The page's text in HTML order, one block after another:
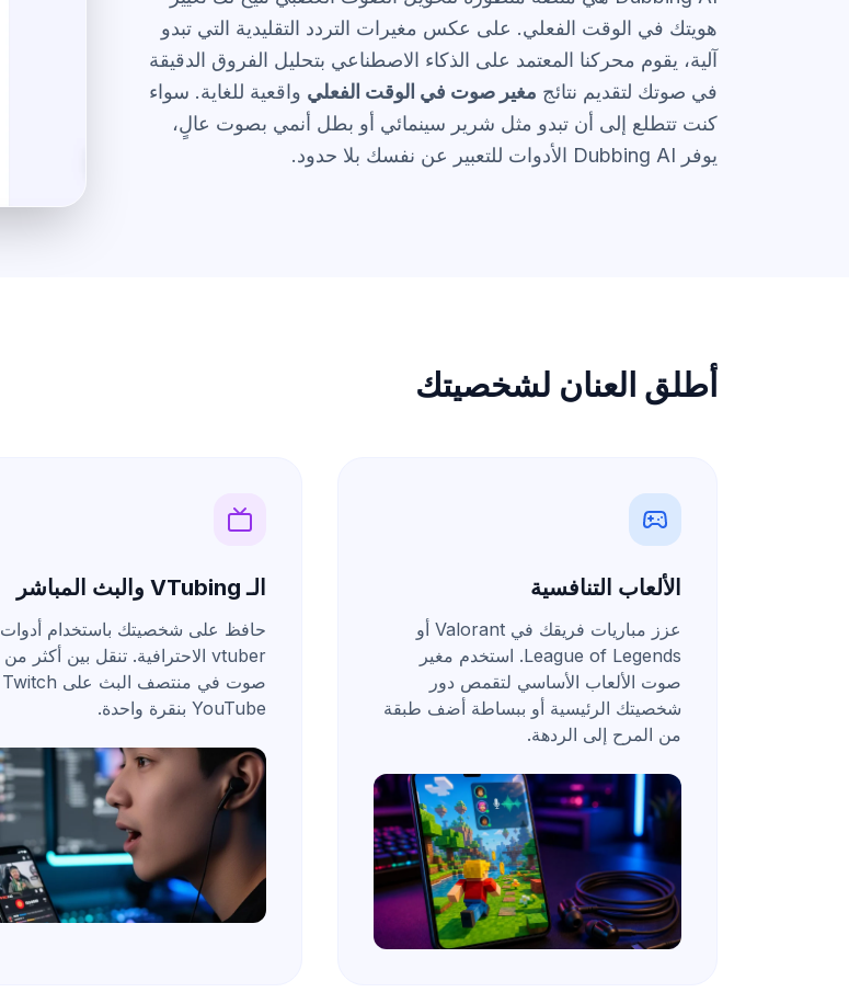
هويتك في الوقت الفعلي. على عكس مغيرات التردد التقليدية التي تبدو
آلية، يقوم محركنا المعتمد على الذكاء الاصطناعي بتحليل الفروق الدقيقة
في صوتك لتقديم نتائج مغير صوت في الوقت الفعلي واقعية للغاية. سواء
كنت تتطلع إلى أن تبدو مثل شرير سينمائي أو بطل أنمي بصوت عالٍ،
يوفر Dubbing AI الأدوات للتعبير عن نفسك بلا حدود.
أطلق العنان لشخصيتك
الألعاب التنافسية
عزز مباريات فريقك في Valorant أو
League of Legends. استخدم مغير
صوت الألعاب الأساسي لتقمص دور
شخصيتك الرئيسية أو ببساطة أضف طبقة
من المرح إلى الردهة.
الـ VTubing والبث المباشر
حافظ على شخصيتك باستخدام أدوات
vtuber الاحترافية
YouTube بنقرة واحدة.